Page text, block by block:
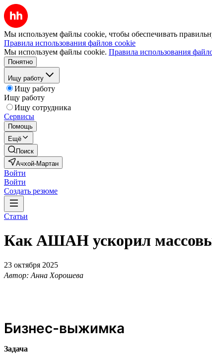
Мы используем файлы cookie, чтобы обеспечивать
Правила использования файлов cookie
Мы используем файлы cookie. Правила использования
Понятно
Ищу работу
Ищу работу
Ищу работу
Ищу сотрудника
Сервисы
Помощь
Ещё
Поиск
Ачхой-Мартан
Войти
Войти
Создать резюме
Статьи
Как АШАН ускорил
23 октября 2025
Автор: Анна Хорошева
Бизнес-выжимка
Задача